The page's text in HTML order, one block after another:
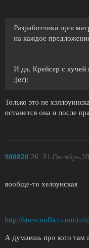
Разработчики
на каждое
И да, Крейсер с кучей
:jer):
Только это не
останется она и после
900820 26
вообще-то хелоунская
http://star-conflict.com/ru/
А думаешь про кого там